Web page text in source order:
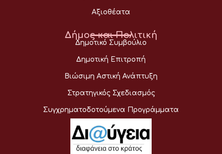
Αξιοθέατα
Δήμος και Πολιτική
Δημοτικό Συμβούλιο
Δημοτική Επιτροπή
Βιώσιμη Αστική Ανάπτυξη
Στρατηγικός Σχεδιασμός
Συγχρηματοδοτούμενα Προγράμματα